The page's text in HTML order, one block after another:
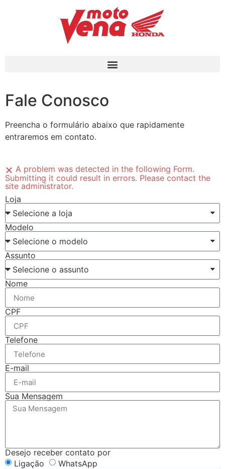
Fale Conosco
Preencha o formulário abaixo que rapidamente
entraremos em contato.
A problem was detected in the following Form.
Submitting it could result in errors. Please contact the
site administrator.
Loja
Modelo
Assunto
Nome
CPF
Telefone
E-mail
Sua Mensagem
Desejo receber contato por
Ligação
WhatsApp